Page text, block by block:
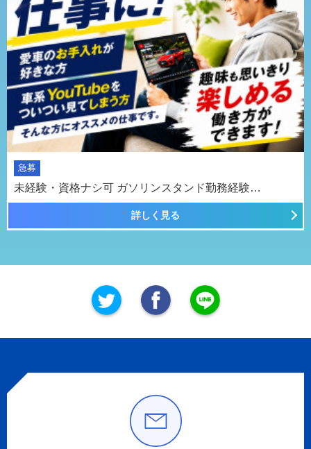
急募
未経験・資格ナシ可 ガソリンスタンド勤務経験…
詳しく見る